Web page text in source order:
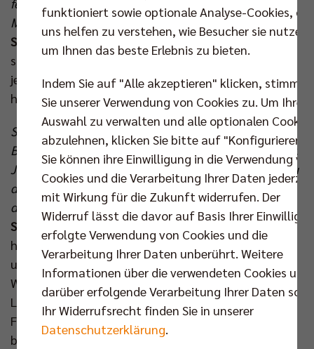
fehlt nur noch ein Schritt zur Deutschen
Meisterschaft. Aber eines ist diesmal anders…
Schott:„… ja, weil wir diesmal gegen Lüneburg
spielen. Das langersehnte, andere Finale. Das ist es
jedenfalls, was man von vielen Außenstehenden
hört.“
Sechsmal standet ihr euch diese Saison in Ligacup,
Bundesliga, Pokal und Champions League gegenüber.
Jeder hat seine Heimspiele gewonnen, Lüneburg dazu
den Golden Set in Berlin zum Einzug ins Viertelfinale
der Königsklasse. Wie stehen die Chancen?
Schott:„Ich denke, es wird eine sehr schwere,
herausfordernde Finalserie. Für beide Teams. Aber
unsere ganze Mannschaft freut sich richtig darauf.
Wir haben noch eine Rechnung offen mit den
Lüneburgern. Ich bin sehr zuversichtlich, dass wir im
Finale in einer besseren Verfassung sein werden als
beim letzten Mal, als wir aufeinandergetroffen sind.
funktioniert sowie optionale Analyse-Cookies, die
uns helfen zu verstehen, wie Besucher sie nutzen,
um Ihnen das beste Erlebnis zu bieten.
Indem Sie auf "Alle akzeptieren" klicken, stimmen
Sie unserer Verwendung von Cookies zu. Um Ihre
Auswahl zu verwalten und alle optionalen Cookies
abzulehnen, klicken Sie bitte auf "Konfigurieren".
Sie können ihre Einwilligung in die Verwendung
Cookies und die Verarbeitung Ihrer Daten
mit Wirkung für die Zukunft widerrufen. Der
Widerruf lässt die davor auf Basis Ihrer
erfolgte Verwendung von Cookies und die
Verarbeitung Ihrer Daten unberührt. Weitere
Informationen über die verwendeten Cookies und
darüber erfolgende Verarbeitung Ihrer Daten
Ihr Widerrufsrecht finden Sie in unserer
Datenschutzerklärung.